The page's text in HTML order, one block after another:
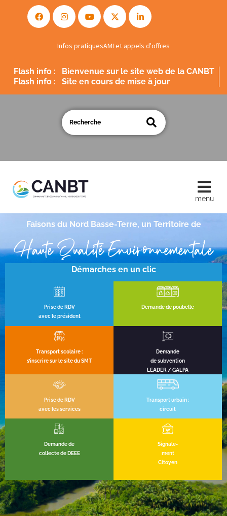
Flash info :
Bienvenue sur le site web de la CANBT
Flash info :
Site en cours de mise à jour
Infos pratiquesAMI et appels d'offres
Faisons du Nord Basse-Terre, un Territoire de
Haute Qualité Environnementale
Démarches en un clic
Prise de RDV
avec le président
Demande de poubelle
Transport scolaire :
s’inscrire sur le site du SMT
Demande
de subvention
LEADER / GALPA
Prise de RDV
avec les services
Transport urbain :
circuit
Demande de
collecte de DEEE
Signale-
ment
Citoyen